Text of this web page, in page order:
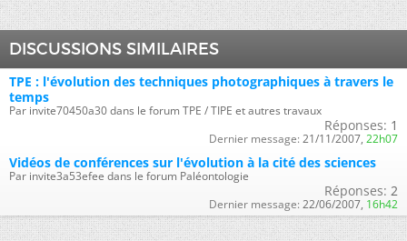
DISCUSSIONS SIMILAIRES
TPE : l'évolution des techniques photographiques à travers le
temps
Par invite70450a30 dans le forum TPE / TIPE et autres travaux
Réponses: 1
Dernier message: 21/11/2007, 22h07
Vidéos de conférences sur l'évolution à la cité des sciences
Par invite3a53efee dans le forum Paléontologie
Réponses: 2
Dernier message: 22/06/2007, 16h42